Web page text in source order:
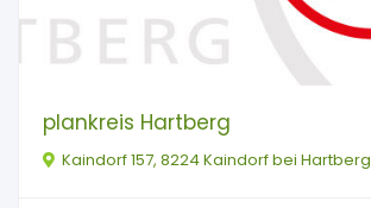
plankreis Hartberg
Kaindorf 157, 8224 Kaindorf bei Hartberg